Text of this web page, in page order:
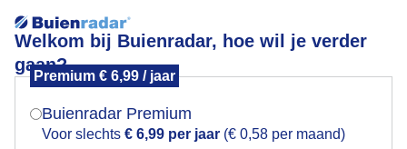
Welkom bij Buienradar, hoe wil je verder
gaan?
Premium € 6,99 / jaar
Buienradar Premium
Voor slechts € 6,99 per jaar (€ 0,58 per maand)
Kristallen bol op regenmeter
Mogen we je locatie gebruiken voor het